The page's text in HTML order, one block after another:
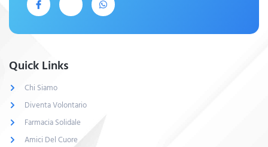
Quick Links
Chi Siamo
Diventa Volontario
Farmacia Solidale
Amici Del Cuore